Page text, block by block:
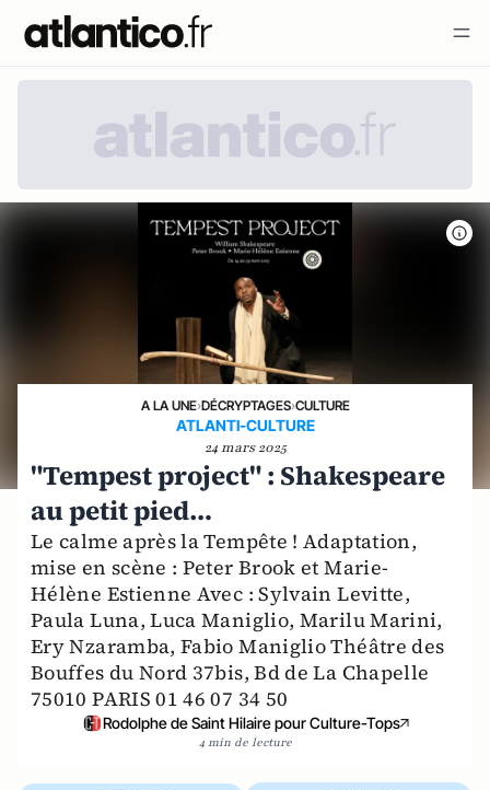
A LA UNE›DÉCRYPTAGES›CULTURE
ATLANTI-CULTURE
24 mars 2025
"Tempest project" : Shakespeare
au petit pied…
Le calme après la Tempête ! Adaptation,
mise en scène : Peter Brook et Marie-
Hélène Estienne Avec : Sylvain Levitte,
Paula Luna, Luca Maniglio, Marilu Marini,
Ery Nzaramba, Fabio Maniglio Théâtre des
Bouffes du Nord 37bis, Bd de La Chapelle
75010 PARIS 01 46 07 34 50
Rodolphe de Saint Hilaire pour Culture-Tops
4 min de lecture